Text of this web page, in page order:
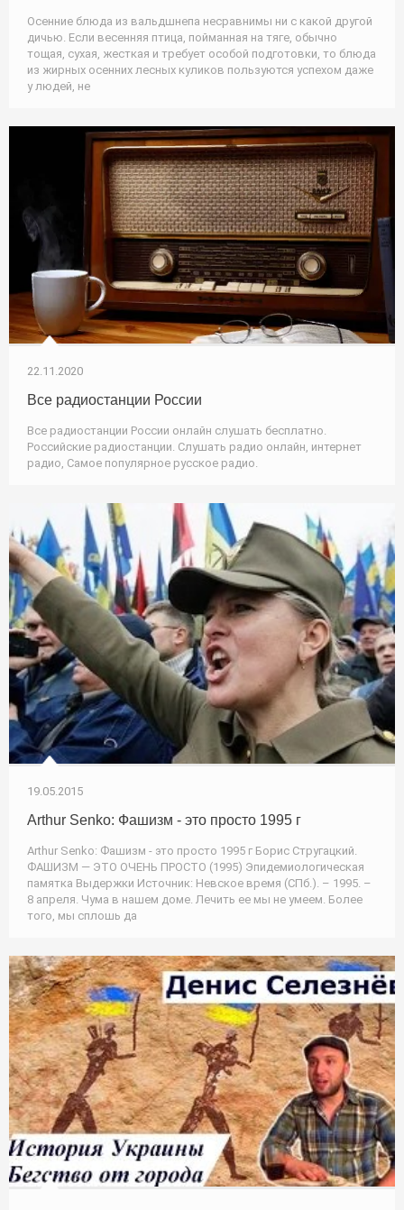
Осенние блюда из вальдшнепа несравнимы ни с какой другой
дичью. Если весенняя птица, пойманная на тяге, обычно
тощая, сухая, жесткая и требует особой подготовки, то блюда
из жирных осенних лесных куликов пользуются успехом даже
у людей, не
22.11.2020
Все радиостанции России
Все радиостанции России онлайн слушать бесплатно.
Российские радиостанции. Слушать радио онлайн, интернет
радио, Самое популярное русское радио.
19.05.2015
Arthur Senko: Фашизм - это просто 1995 г
Arthur Senko: Фашизм - это просто 1995 г Борис Стругацкий.
ФАШИЗМ — ЭТО ОЧЕНЬ ПРОСТО (1995) Эпидемиологическая
памятка Выдержки Источник: Невское время (СПб.). – 1995. –
8 апреля. Чума в нашем доме. Лечить ее мы не умеем. Более
того, мы сплошь да